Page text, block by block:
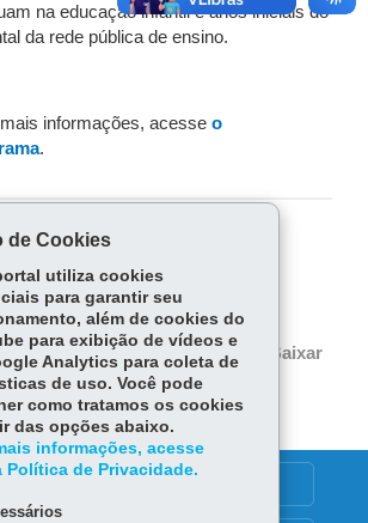
na educação infantil e anos iniciais do
da rede pública de ensino.
informações, acesse o
.
COMPARTILHE:
ce
bo
ok
Tw
itt
er
ha
ts
Ap
p
Início Imprimir Baixar
de Cookies
utiliza cookies
para garantir seu
além de cookies do
para exibição de vídeos e
Analytics para coleta de
de uso. Você pode
como tratamos os cookies
das opções abaixo.
informações, acesse
Política de Privacidade.